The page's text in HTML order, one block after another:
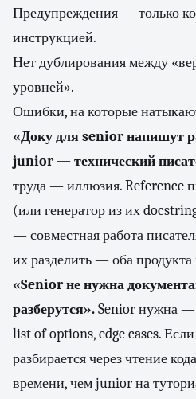
Предупреждения — только
инструкцией.
Нет дублирования между
уровней».
Ошибки, на которые
«Доку для senior напишут
junior — технический
труда — иллюзия. Reference
(или генератор из их
— совместная работа
их разделить — оба
«Senior не нужна
разберутся».Senior нужна —
list of options, edge cases.
разбирается через чтение
времени, чем junior на